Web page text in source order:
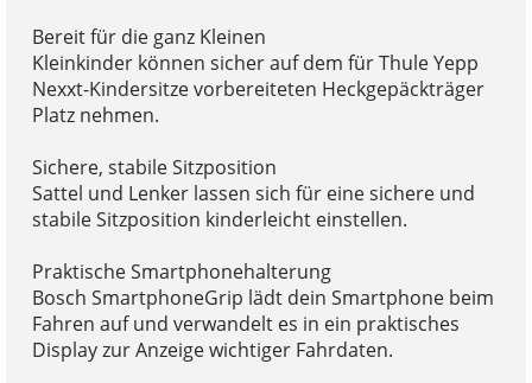
Bereit für die ganz Kleinen
Kleinkinder können sicher auf dem für Thule Yepp
Nexxt-Kindersitze vorbereiteten Heckgepäckträger
Platz nehmen.
Sichere, stabile Sitzposition
Sattel und Lenker lassen sich für eine sichere und
stabile Sitzposition kinderleicht einstellen.
Praktische Smartphonehalterung
Bosch SmartphoneGrip lädt dein Smartphone beim
Fahren auf und verwandelt es in ein praktisches
Display zur Anzeige wichtiger Fahrdaten.